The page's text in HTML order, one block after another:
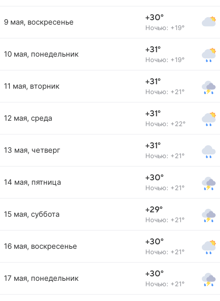
9 мая, воскресенье +30°
Ночью: +19°
10 мая, понедельник +31°
Ночью: +19°
11 мая, вторник +31°
Ночью: +21°
12 мая, среда +31°
Ночью: +22°
13 мая, четверг +31°
Ночью: +21°
14 мая, пятница +30°
Ночью: +21°
15 мая, суббота +29°
Ночью: +21°
16 мая, воскресенье +30°
Ночью: +21°
17 мая, понедельник +30°
Ночью: +21°